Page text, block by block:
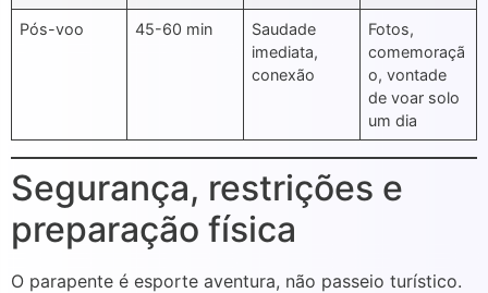
Pós-voo 45-60 min
Saudade
imediata,
conexão
Fotos,
comemoraçã
o, vontade
de voar solo
um dia
Segurança, restrições e
preparação física
O parapente é esporte aventura, não passeio turístico.